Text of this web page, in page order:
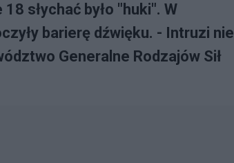
słychać było "huki". W
barierę dźwięku. - Intruzi nie
Generalne Rodzajów Sił